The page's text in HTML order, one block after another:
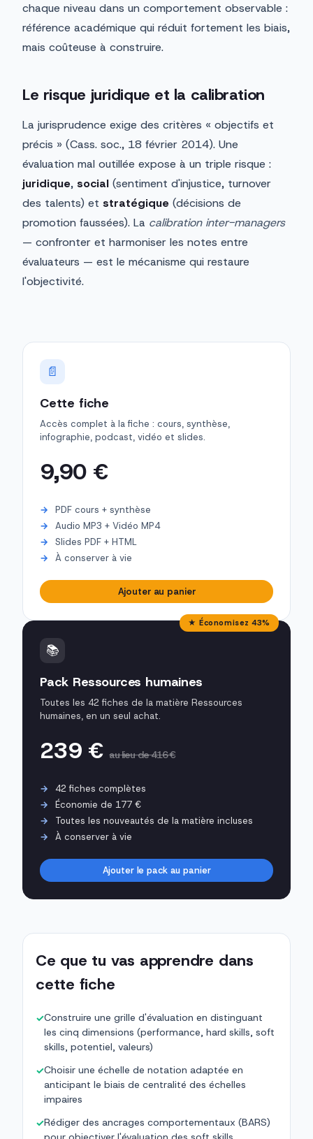
chaque niveau dans un comportement observable :
référence académique qui réduit fortement les biais,
mais coûteuse à construire.
Le risque juridique et la calibration
La jurisprudence exige des critères « objectifs et
précis » (Cass. soc., 18 février 2014). Une
évaluation mal outillée expose à un triple risque :
juridique, social (sentiment d'injustice, turnover
des talents) et stratégique (décisions de
promotion faussées). La calibration inter-managers
— confronter et harmoniser les notes entre
évaluateurs — est le mécanisme qui restaure
l'objectivité.
📄
Cette fiche
Accès complet à la fiche : cours, synthèse,
infographie, podcast, vidéo et slides.
9,90 €
PDF cours + synthèse
Audio MP3 + Vidéo MP4
Slides PDF + HTML
À conserver à vie
Ajouter au panier
★ Économisez 43%
📚
Pack Ressources humaines
Toutes les 42 fiches de la matière Ressources
humaines, en un seul achat.
239 €au lieu de 416 €
42 fiches complètes
Économie de 177 €
Toutes les nouveautés de la matière incluses
À conserver à vie
Ajouter le pack au panier
Ce que tu vas apprendre dans
cette fiche
✓Construire une grille d'évaluation en distinguant
les cinq dimensions (performance, hard skills, soft
skills, potentiel, valeurs)
✓Choisir une échelle de notation adaptée en
anticipant le biais de centralité des échelles
impaires
✓Rédiger des ancrages comportementaux (BARS)